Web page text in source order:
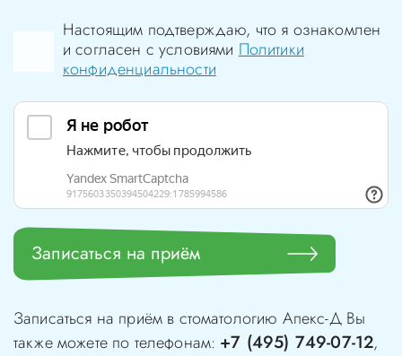
Настоящим подтверждаю, что я ознакомлен
и согласен с условиямиПолитики
конфиденциальности
Записаться на приём
Записаться на приём в стоматологию Апекс-ДВы
также можете по телефонам: +7 (495) 749-07-12,